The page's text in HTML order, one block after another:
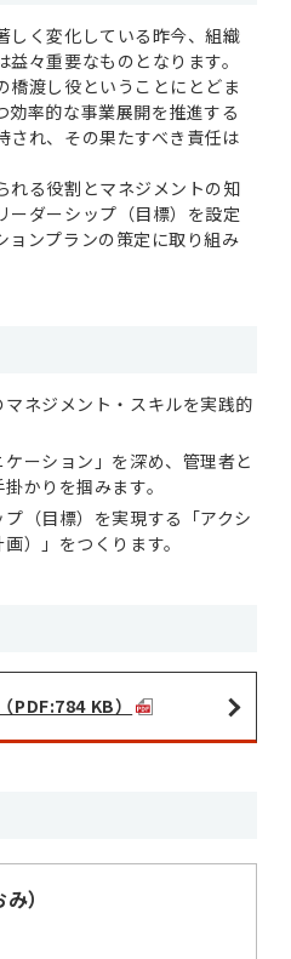
しく変化している昨今、組織
々重要なものとなります。
橋渡し役ということにとどま
効率的な事業展開を推進する
され、その果たすべき責任は
れる役割とマネジメントの知
ーダーシップ（目標）を設定
ョンプランの策定に取り組み
ネジメント・スキルを実践的
ーション」を深め、管理者と
かりを掴みます。
（目標）を実現する「アクシ
）」をつくります。
PDF:784 KB）
）